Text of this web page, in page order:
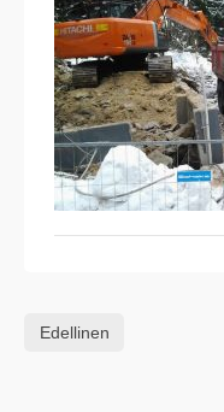
Edellinen